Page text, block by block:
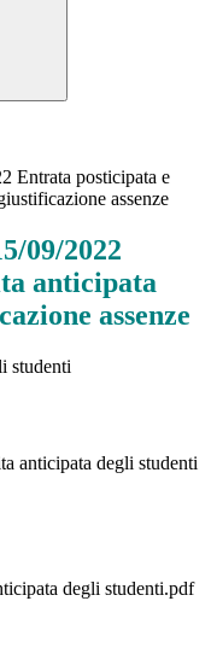
Entrata posticipata e
assenze
09/2022
anticipata
assenze
studenti
anticipata degli studenti
degli studenti.pdf